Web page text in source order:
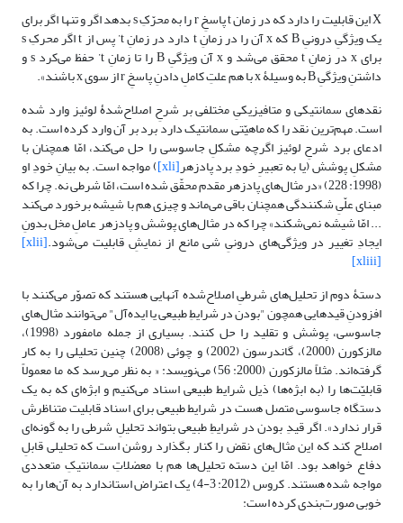
X این قابلیت را دارد که در زمان t پاسخِ r را به محرّکِ s بدهد اگر و تنها اگر برای
یک ویژگیِ درونیِ B که x آن را در زمانِ t دارد در زمانِ t’ پس از t اگر محرکِ s
برای x در زمانِ t محقق می‌شد و x آن ویژگیِ B را تا زمانِ t’ حفظ می‌کرد s و
داشتنِ ویژگیِ B به وسیلۀ x با هم علتِ کاملِ دادنِ پاسخِ r از سوی x باشند».
نقدهای سمانتیکی و متافیزیکیِ مختلفی بر شرحِ اصلاح‌شدۀ لوئیز وارد شده
است. مهم‌ترین نقد را که ماهیّتی سمانتیک دارد برد بر آن وارد کرده است. به
ادعای برد شرحِ لوئیز اگرچه مشکلِ جاسوسی را حل می‌کند، امّا همچنان با
مشکلِ پوشش (یا به تعبیرِ خودِ برد پادزهر[xli] ) مواجه است. به بیانِ خودِ او
(1998: 228) «در مثال‌های پادزهر مقدم محقّق شده است، امّا شرطی نه. چرا که
مبنای علّیِ شکنندگی همچنان باقی می‌ماند و چیزی هم با شیشه برخورد می‌کند
... امّا شیشه نمی‌شکند» چرا که در مثال‌های پوشش و پادزهر عاملِ مخل بدونِ
ایجادِ تغییر در ویژگی‌های درونیِ شی مانع از نمایشِ قابلیت می‌شود.[xlii]
[xliii]
دستۀ دوم از تحلیل‌های شرطیِ اصلاح‌شده آنهایی هستند که تصوّر می‌کنند با
افزودنِ قیدهایی همچون "بودن در شرایطِ طبیعی یا ایده‌آل" می‌توانند مثال‌های
جاسوسی، پوشش و تقلید را حل کنند. بسیاری از جمله مامفورد (1998)،
مالزکورن (2000)، گاندرسون (2002) و چوئی (2008) چنین تحلیلی را به کار
گرفته‌اند. مثلاً مالزکورن (2000: 56) می‌نویسد: « به نظر می‌رسد که ما معمولاً
قابلیّت‌ها را (به ابژه‌ها) ذیل شرایط طبیعی اسناد می‌کنیم و ابژه‌ای که به یک
دستگاه جاسوسی متصل هست در شرایط طبیعی برای اسناد قابلیت متناظرش
قرار ندارد». اگر قیدِ بودن در شرایطِ طبیعی بتواند تحلیلِ شرطی را به گونه‌ای
اصلاح کند که این مثال‌های نقض را کنار بگذارد روشن است که تحلیلی قابلِ
دفاع خواهد بود. امّا این دسته تحلیل‌ها هم با معضلاتِ سمانتیکِ متعددی
مواجه شده هستند. کروس (2012: 3-4) یک اعتراض استاندارد به آن‌ها را به
خوبی صورت‌بندی کرده است: